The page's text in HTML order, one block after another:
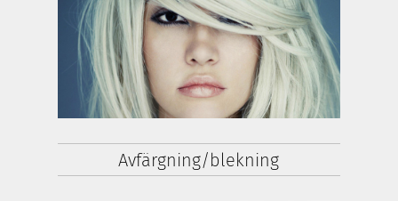
Avfärgning/blekning